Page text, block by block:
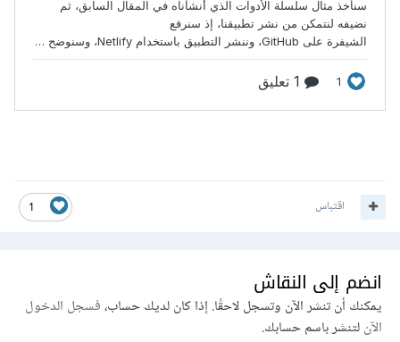
1 اقتباس
انضم إلى النقاش
يمكنك أن تنشر الآن وتسجل لاحقًا. إذا كان لديك حساب،فسجل الدخول
الآنلتنشر باسم حسابك.